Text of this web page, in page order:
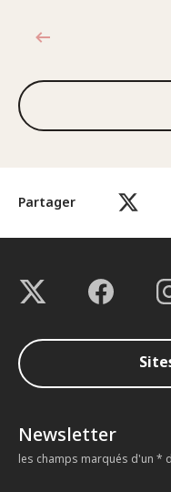
Partager
Newsletter
les champs marqués d'un *